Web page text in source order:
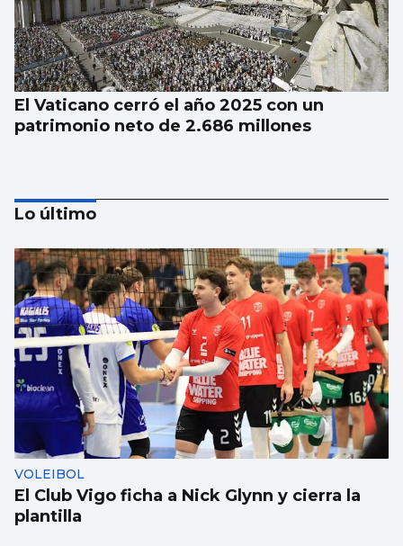
El Vaticano cerró el año 2025 con un
patrimonio neto de 2.686 millones
La dieta de verdura y pescado favorece la
esperanza de vida
Lo último
VOLEIBOL
El Club Vigo ficha a Nick Glynn y cierra la
plantilla